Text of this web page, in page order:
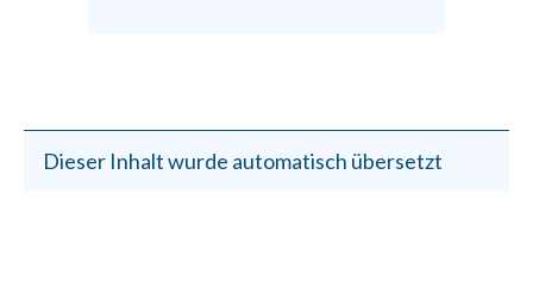
Dieser Inhalt wurde automatisch übersetzt